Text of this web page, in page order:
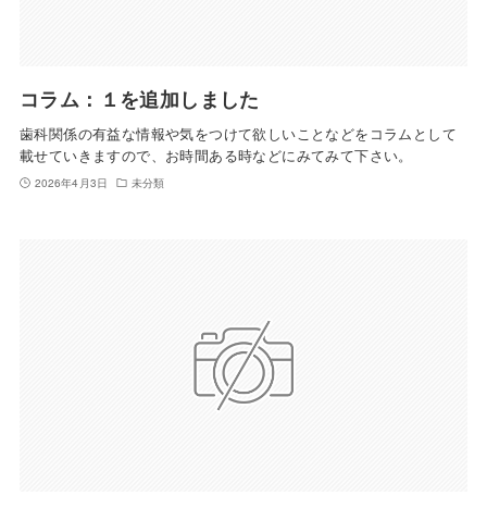
コラム：１を追加しました
歯科関係の有益な情報や気をつけて欲しいことなどをコラムとして
載せていきますので、お時間ある時などにみてみて下さい。
2026年4月3日 未分類